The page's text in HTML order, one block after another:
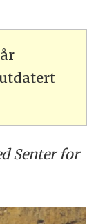
Senter for